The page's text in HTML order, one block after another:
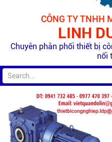
CÔNG TY TNHH
LINH
Chuyên phân phối thiết bị
nổi